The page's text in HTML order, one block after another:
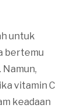
untuk
bertemu
Namun,
vitamin C
keadaan